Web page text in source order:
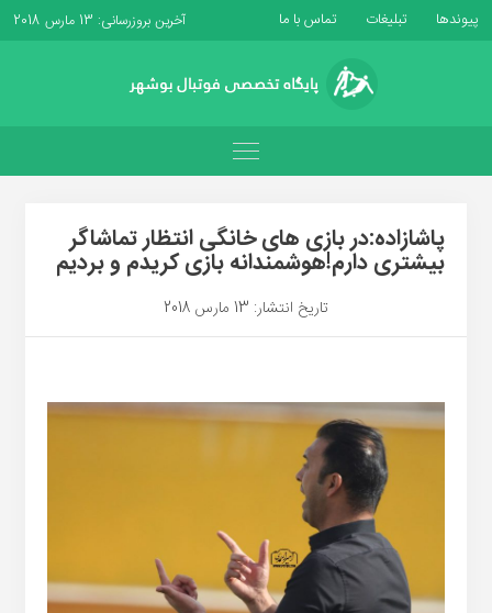
پیوندها تبلیغات تماس با ما آخرین بروزرسانی: 13 مارس 2018
پاشازاده:در بازی های خانگی انتظار تماشاگر
بیشتری دارم!هوشمندانه بازی کریدم و بردیم
تاریخ انتشار: 13 مارس 2018